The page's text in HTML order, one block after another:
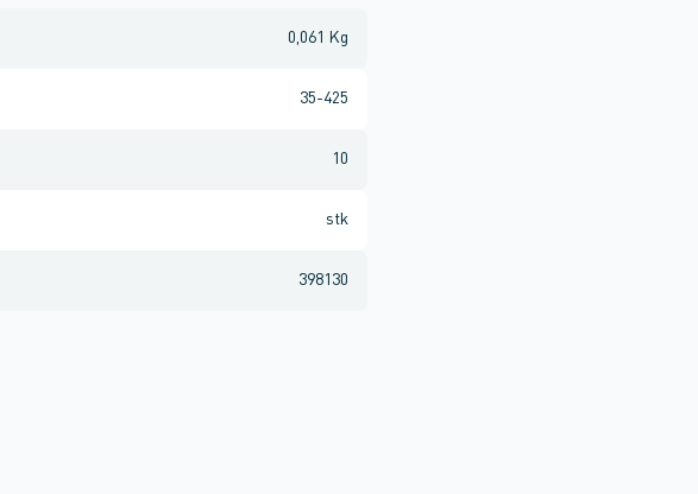
0,061 Kg
35-425
10
stk
398130